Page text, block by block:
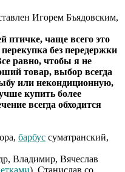
Игорем Бъядовским,
птичке, чаще всего это
без передержки
равно, чтобы я не
товар, выбор всегда
или некондиционную,
купить более
всегда обходится
барбус суматранский,
Владимир, Вячеслав
), Станислав со